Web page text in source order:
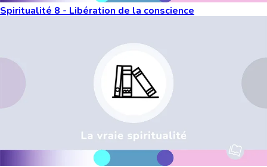
Spiritualité 8 - Libération de la conscience